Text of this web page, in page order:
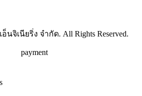
นจิเนียริ่ง จำกัด. All Rights Reserved.